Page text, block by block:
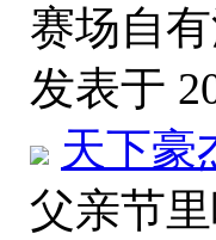
赛场自
发表于
天下豪
父亲节